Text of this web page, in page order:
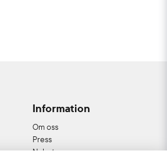
Information
Om oss
Press
Nyheter